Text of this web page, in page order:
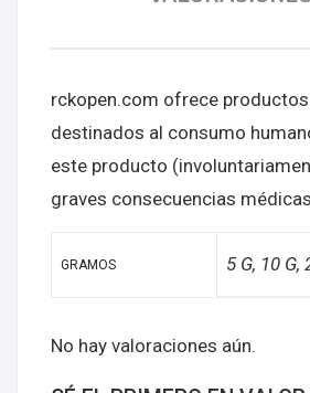
rckopen.com ofrece
destinados al consumo
este producto
graves consecuencias médicas
GRAMOS 5 G, 10 G,
No hay valoraciones aún.